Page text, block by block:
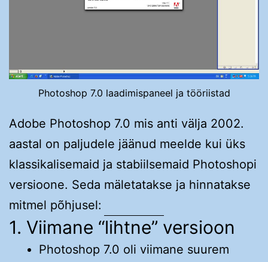
Photoshop 7.0 laadimispaneel ja tööriistad
Adobe Photoshop 7.0 mis anti välja 2002.
aastal on paljudele jäänud meelde kui üks
klassikalisemaid ja stabiilsemaid Photoshopi
versioone. Seda mäletatakse ja hinnatakse
mitmel põhjusel:
1. Viimane “lihtne” versioon
Photoshop 7.0 oli viimane suurem